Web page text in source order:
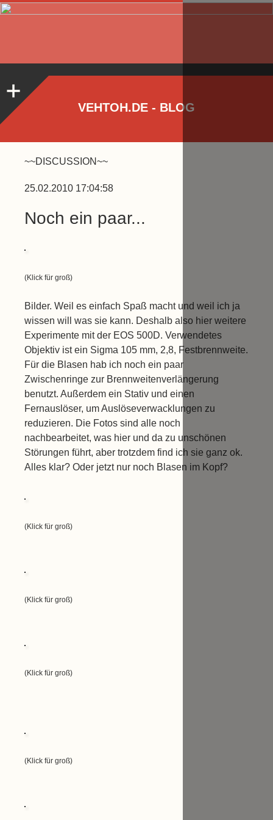
VEHTOH.DE - BLOG
~~DISCUSSION~~
25.02.2010 17:04:58
Noch ein paar...
(Klick für groß)
Bilder. Weil es einfach Spaß macht und weil ich ja
wissen will was sie kann. Deshalb also hier weitere
Experimente mit der EOS 500D. Verwendetes
Objektiv ist ein Sigma 105 mm, 2,8, Festbrennweite.
Für die Blasen hab ich noch ein paar
Zwischenringe zur Brennweitenverlängerung
benutzt. Außerdem ein Stativ und einen
Fernauslöser, um Auslöseverwacklungen zu
reduzieren. Die Fotos sind alle noch
nachbearbeitet, was hier und da zu unschönen
Störungen führt, aber trotzdem find ich sie ganz ok.
Alles klar? Oder jetzt nur noch Blasen im Kopf?
(Klick für groß)
(Klick für groß)
(Klick für groß)
(Klick für groß)